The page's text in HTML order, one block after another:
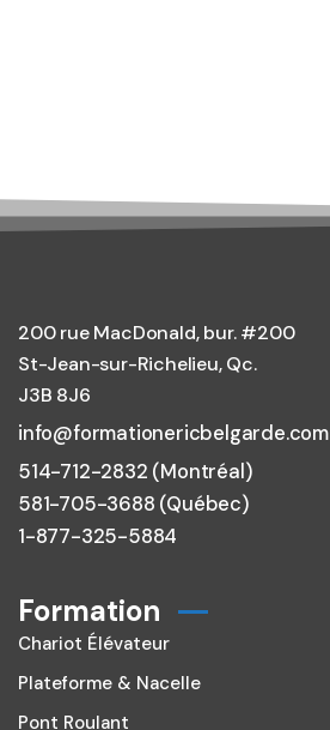
200 rue MacDonald, bur. #200
St-Jean-sur-Richelieu, Qc.
J3B 8J6
info@formationericbelgarde.com
514-712-2832 (Montréal)
581-705-3688 (Québec)
1-877-325-5884
Formation
Chariot Élévateur
Plateforme & Nacelle
Pont Roulant